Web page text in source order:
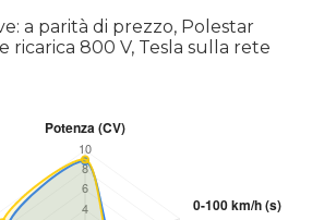
a parità di prezzo, Polestar
ricarica 800 V, Tesla sulla rete